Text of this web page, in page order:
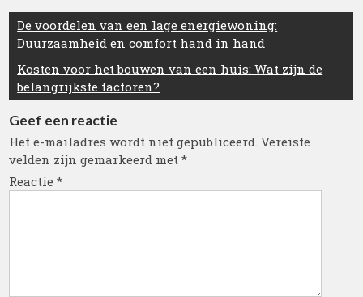
Berichtnavigatie
De voordelen van een lage energiewoning:
Duurzaamheid en comfort hand in hand
Kosten voor het bouwen van een huis: Wat zijn de
belangrijkste factoren?
Geef een reactie
Het e-mailadres wordt niet gepubliceerd. Vereiste
velden zijn gemarkeerd met*
Reactie*